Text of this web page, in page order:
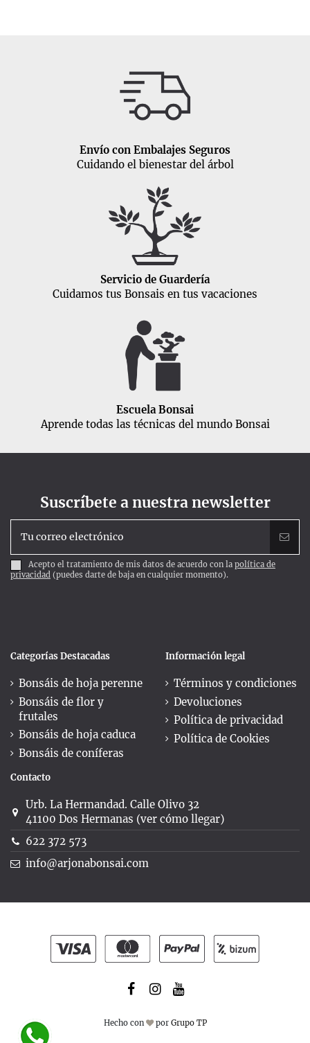
Envío con Embalajes Seguros
Cuidando el bienestar del árbol
Servicio de Guardería
Cuidamos tus Bonsais en tus vacaciones
Escuela Bonsai
Aprende todas las técnicas del mundo Bonsai
Suscríbete a nuestra newsletter
Acepto el tratamiento de mis datos de acuerdo con la política de
privacidad (puedes darte de baja en cualquier momento).
Categorías Destacadas
Bonsáis de hoja perenne
Bonsáis de flor y
frutales
Bonsáis de hoja caduca
Bonsáis de coníferas
Información legal
Términos y condiciones
Devoluciones
Política de privacidad
Política de Cookies
Contacto
Urb. La Hermandad. Calle Olivo 32
41100 Dos Hermanas (ver cómo llegar)
622 372 573
info@arjonabonsai.com
Hecho con por Grupo TP